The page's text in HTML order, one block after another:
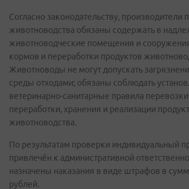
Согласно законодательству, производители
животноводства обязаны содержать в
животноводческие помещения и
кормов и переработки продуктов
Животноводы не могут допускать
среды отходами; обязаны соблюдать
ветеринарно-санитарные правила
переработки, хранения и реализации
животноводства.
По результатам проверки индивидуальный
привлечён к административной
назначены наказания в виде штрафов в
рублей.